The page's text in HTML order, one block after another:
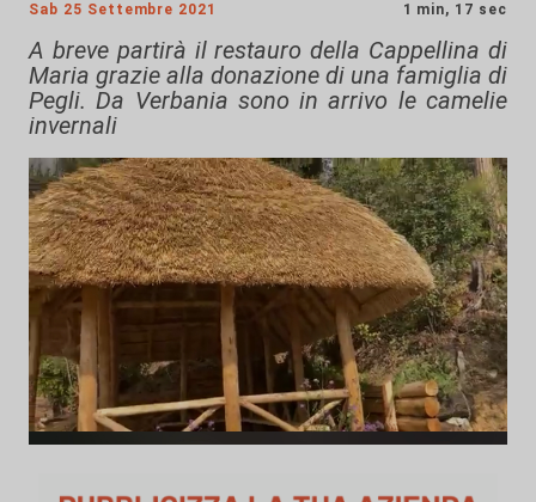
Sab 25 Settembre 2021 1 min, 17 sec
A breve partirà il restauro della Cappellina di
Maria grazie alla donazione di una famiglia di
Pegli. Da Verbania sono in arrivo le camelie
invernali